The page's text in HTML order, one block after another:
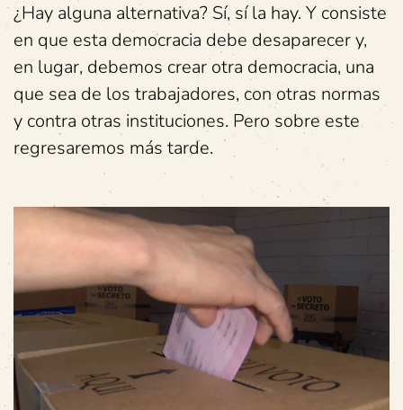
¿Hay alguna alternativa? Sí, sí la hay. Y consiste
en que esta democracia debe desaparecer y,
en lugar, debemos crear otra democracia, una
que sea de los trabajadores, con otras normas
y contra otras instituciones. Pero sobre este
regresaremos más tarde.